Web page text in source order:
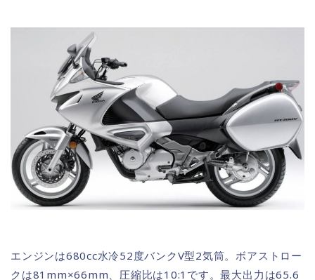
エンジンは680cc水冷52度バンクV型2気筒。ボアストロー
クは81mm×66mm、圧縮比は10:1です。最大出力は65.6